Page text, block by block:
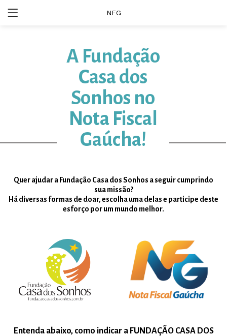
NFG
A Fundação
Casa dos
Sonhos no
Nota Fiscal
Gaúcha!
Quer ajudar a Fundação Casa dos Sonhos a seguir cumprindo
sua missão?
Há diversas formas de doar, escolha uma delas e participe deste
esforço por um mundo melhor.
Entenda abaixo, como indicar a FUNDAÇÃO CASA DOS